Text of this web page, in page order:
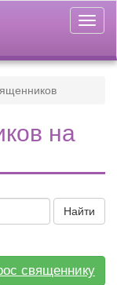
меню
на
Найти
священнику